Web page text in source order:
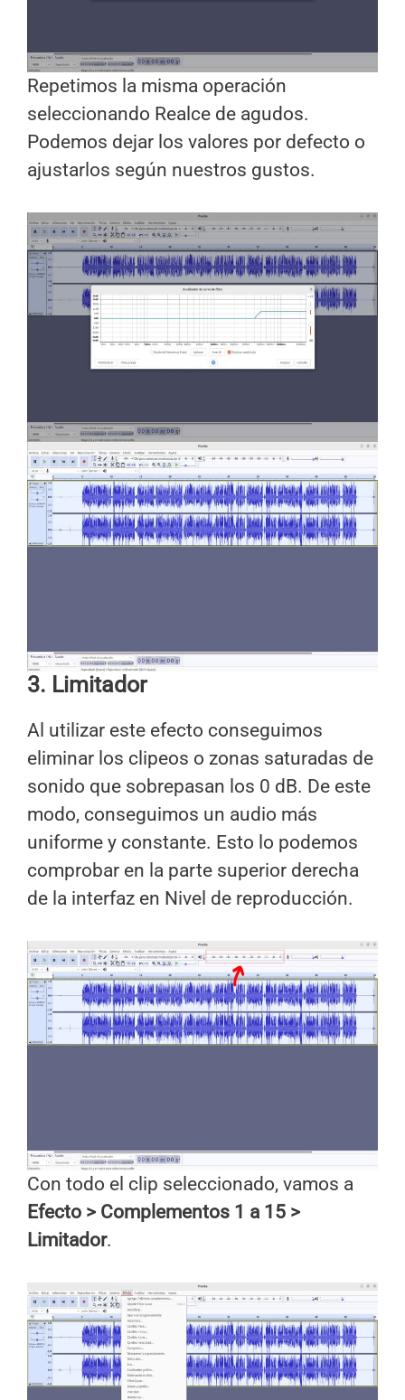
Repetimos la misma operación
seleccionando Realce de agudos.
Podemos dejar los valores por defecto o
ajustarlos según nuestros gustos.
3. Limitador
Al utilizar este efecto conseguimos
eliminar los clipeos o zonas saturadas de
sonido que sobrepasan los 0 dB. De este
modo, conseguimos un audio más
uniforme y constante. Esto lo podemos
comprobar en la parte superior derecha
de la interfaz en Nivel de reproducción.
Con todo el clip seleccionado, vamos a
Efecto > Complementos 1 a 15 >
Limitador.